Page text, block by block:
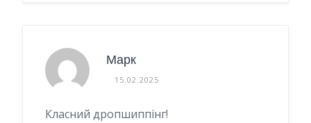
Марк
15.02.2025
Класний дропшиппінг!